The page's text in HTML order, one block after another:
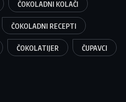
ČOKOLADNI KOLAČI
ČOKOLADNI RECEPTI
ČOKOLATIJER ČUPAVCI